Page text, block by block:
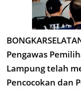
Pengawas
Lampung telah
Pencocokan dan